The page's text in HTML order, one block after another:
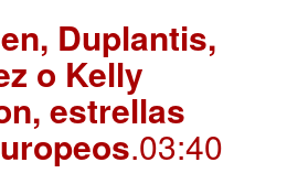
Duplantis,
o Kelly
estrellas
.03:40